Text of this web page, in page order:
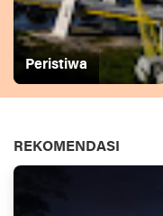
Peristiwa
REKOMENDASI